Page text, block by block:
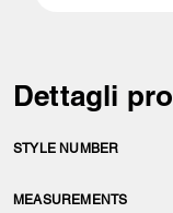
Dettagli
STYLE NUMBER
MEASUREMENTS